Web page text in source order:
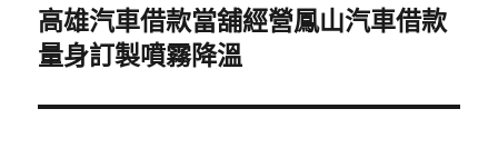
下
一
文
高雄汽車借款當舖經營鳳山汽車借款
量身訂製噴霧降溫